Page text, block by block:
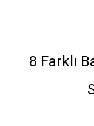
8 Farklı